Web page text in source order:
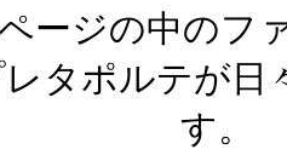
ページの中のフ
レタポルテが日
す。